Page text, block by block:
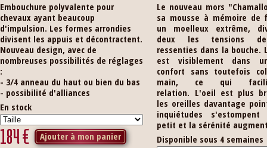
Embouchure polyvalente pour
chevaux ayant beaucoup
d'impulsion. Les formes arrondies
divisent les appuis et décontractent.
Nouveau design, avec de
nombreuses possibilités de réglages
:
- 3/4 anneau du haut ou bien du bas
- possibilité d'alliances
En stock
184€ Ajouter à mon panier
Le nouveau mors
sa mousse à mémoire de
un moelleux extrême,
deux les tensions
ressenties dans la bouche.
est visiblement dans
confort sans toutefois
main, ce qui
relation. L'oeil est plus
les oreilles davantage
inquiétudes
petit et la sérénité
Disponible sous 4 semaines